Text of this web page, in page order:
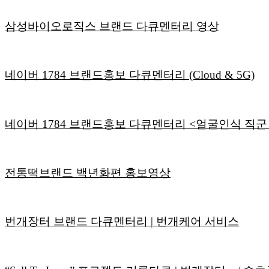
삼성바이오로직스 브랜드 다큐멘터리 영상
네이버 1784 브랜드홍보 다큐멘터리 (Cloud & 5G)
네이버 1784 브랜드홍보 다큐멘터리 <얼굴인식 직
전통떡브랜드 백년화편 홍보영상
번개장터 브랜드 다큐멘터리 | 번개케어 서비스